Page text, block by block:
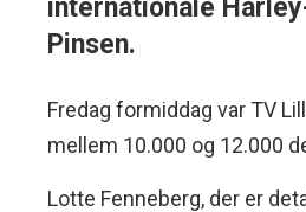
internationale
Pinsen.
Fredag formiddag var TV
mellem 10.000 og 12.000
Lotte Fenneberg, der er